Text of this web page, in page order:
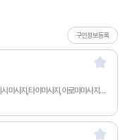
구인정보등록
급여협의 / 50세 이하 / 무관 / 무관 / 아르바이트 / 스웨디시마사지,타이마사지,아로마마사지,남녀왁싱,카운터관리,토탈샵관리,1인샵,홈케어,림프